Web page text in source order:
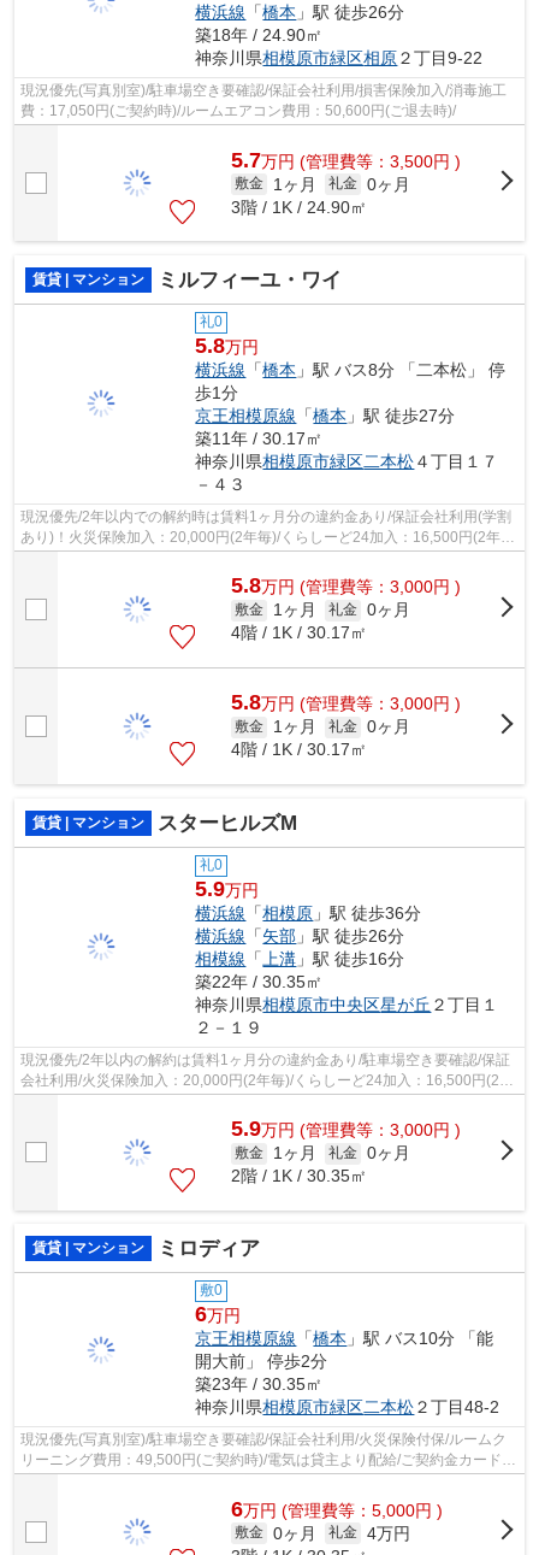
横浜線 「橋本 」駅 徒歩26分
築18年 / 24.90㎡
神奈川県相模原市緑区相原２丁目9-22
現況優先(写真別室)/駐車場空き要確認/保証会社利用/損害保険加入/消毒施工
費：17,050円(ご契約時)/ルームエアコン費用：50,600円(ご退去時)/
5.7万円 (管理費等：3,500円 )
敷金 1ヶ月 礼金 0ヶ月
3階 / 1K / 24.90㎡
賃貸 | マンション ミルフィーユ・ワイ
礼0
5.8万円
横浜線 「橋本 」駅 バス8分 「二本松」 停
歩1分
京王相模原線 「橋本 」駅 徒歩27分
築11年 / 30.17㎡
神奈川県相模原市緑区二本松４丁目１７
－４３
現況優先/2年以内での解約時は賃料1ヶ月分の違約金あり/保証会社利用(学割
あり)！火災保険加入：20,000円(2年毎)/くらしーど24加入：16,500円(2年
毎)/ご契約金カード決済可/
5.8万円 (管理費等：3,000円 )
敷金 1ヶ月 礼金 0ヶ月
4階 / 1K / 30.17㎡
5.8万円 (管理費等：3,000円 )
敷金 1ヶ月 礼金 0ヶ月
4階 / 1K / 30.17㎡
賃貸 | マンション スターヒルズM
礼0
5.9万円
横浜線 「相模原 」駅 徒歩36分
横浜線 「矢部 」駅 徒歩26分
相模線 「 上溝 」駅 徒歩16分
築22年 / 30.35㎡
神奈川県相模原市中央区星が丘 ２丁目１
２－１９
現況優先/2年以内の解約は賃料1ヶ月分の違約金あり/駐車場空き要確認/保証
会社利用/火災保険加入：20,000円(2年毎)/くらしーど24加入：16,500円(2年
毎)/
5.9万円 (管理費等：3,000円 )
敷金 1ヶ月 礼金 0ヶ月
2階 / 1K / 30.35㎡
賃貸 | マンション ミロディア
敷0
6万円
京王相模原線 「橋本 」駅 バス10分 「能
開大前」 停歩2分
築23年 / 30.35㎡
神奈川県相模原市緑区二本松２丁目48-2
現況優先(写真別室)/駐車場空き要確認/保証会社利用/火災保険付保/ルームク
リーニング費用：49,500円(ご契約時)/電気は貸主より配給/ご契約金カード決
6万円 (管理費等：5,000円 )
敷金 0ヶ月 礼金 4万円